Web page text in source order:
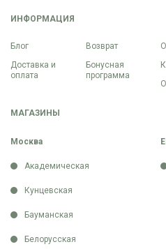
ИНФОРМАЦИЯ
Блог
Доставка и
оплата
Возврат
Бонусная
программа
МАГАЗИНЫ
Москва
Академическая
Кунцевская
Бауманская
Белорусская